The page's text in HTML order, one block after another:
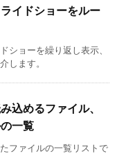
イドショーをルー
ショーを繰り返し表示、
します。
込めるファイル、
一覧
ファイルの一覧リストで